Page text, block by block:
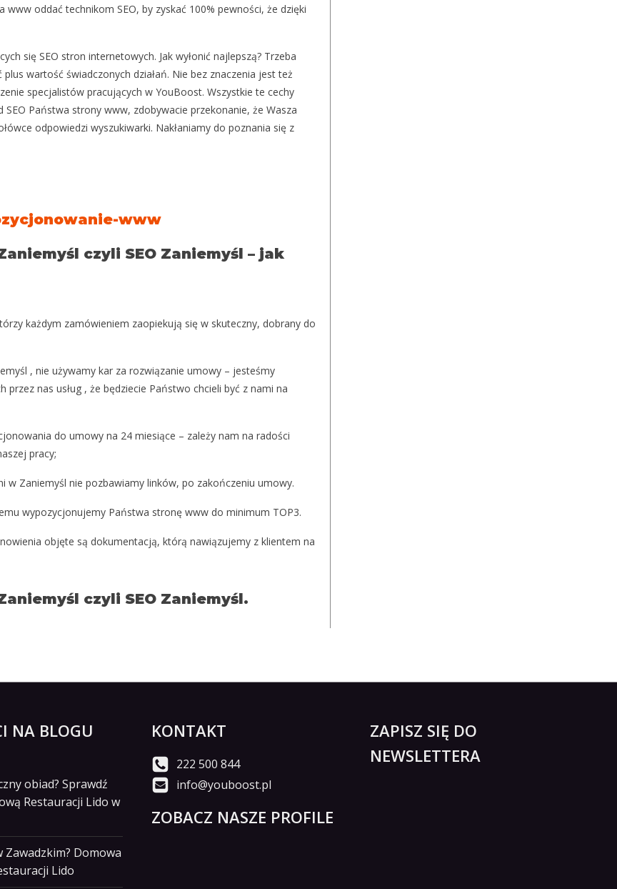
www oddać technikom SEO, by zyskać 100% pewności, że dzięki
się SEO stron internetowych. Jak wyłonić najlepszą? Trzeba
wartość świadczonych działań. Nie bez znaczenia jest też
specjalistów pracujących w YouBoost. Wszystkie te cechy
Państwa strony www, zdobywacie przekonanie, że Wasza
odpowiedzi wyszukiwarki. Nakłaniamy do poznania się z
www
czyli SEO Zaniemyśl – jak
każdym zamówieniem zaopiekują się w skuteczny, dobrany do
, nie używamy kar za rozwiązanie umowy – jesteśmy
nas usług , że będziecie Państwo chcieli być z nami na
do umowy na 24 miesiące – zależy nam na radości
pracy;
w Zaniemyśl nie pozbawiamy linków, po zakończeniu umowy.
wypozycjonujemy Państwa stronę www do minimum TOP3.
objęte są dokumentacją, którą nawiązujemy z klientem na
czyli SEO Zaniemyśl.
NA BLOGU
obiad? Sprawdź
Restauracji Lido w
Zawadzkim? Domowa
Lido
KONTAKT
222 500 844
info@youboost.pl
ZOBACZ NASZE PROFILE
ZAPISZ SIĘ DO
NEWSLETTERA